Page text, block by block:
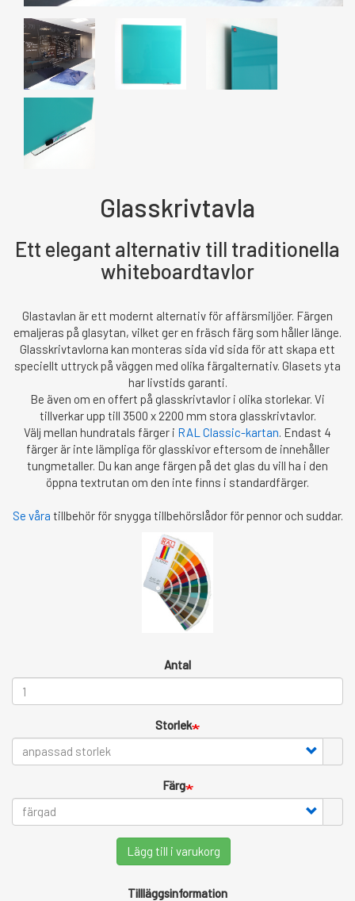
Glasskrivtavla
Ett elegant alternativ till traditionella
whiteboardtavlor
Glastavlan är ett modernt alternativ för affärsmiljöer. Färgen
emaljeras på glasytan, vilket ger en fräsch färg som håller länge.
Glasskrivtavlorna kan monteras sida vid sida för att skapa ett
speciellt uttryck på väggen med olika färgalternativ. Glasets yta
har livstids garanti.
Be även om en offert på glasskrivtavlor i olika storlekar. Vi
tillverkar upp till 3500 x 2200 mm stora glasskrivtavlor.
Välj mellan hundratals färger i RAL Classic-kartan . Endast 4
färger är inte lämpliga för glasskivor eftersom de innehåller
tungmetaller. Du kan ange färgen på det glas du vill ha i den
öppna textrutan om den inte finns i standardfärger.
Se våra tillbehör för snygga tillbehörslådor för pennor och suddar.
Antal
Storlek
Färg
Lägg till i varukorg
Tillläggsinformation